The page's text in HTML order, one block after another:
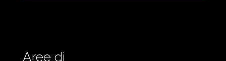
Aree di